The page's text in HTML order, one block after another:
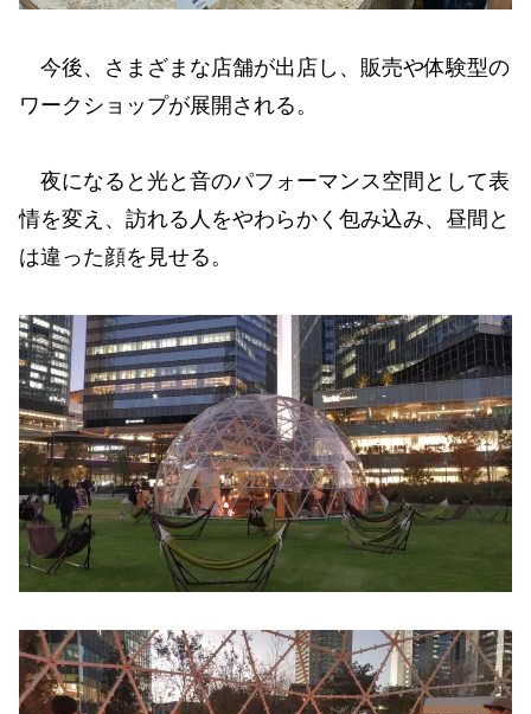
今後、さまざまな店舗が出店し、販売や体験型の
ワークショップが展開される。
夜になると光と音のパフォーマンス空間として表
情を変え、訪れる人をやわらかく包み込み、昼間と
は違った顔を見せる。